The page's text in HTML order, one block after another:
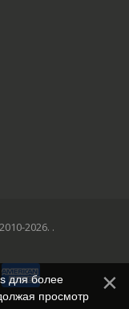
2026. .
для более
просмотр